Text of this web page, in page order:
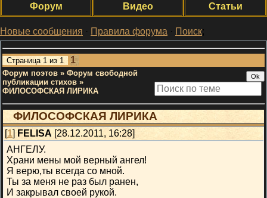
Форум
Видео Статьи
Новые сообщения · Правила форума · Поиск;
Страница 1 из 1 1
Форум поэтов » Форум свободной
публикации стихов »
ФИЛОСОФСКАЯ ЛИРИКА
ФИЛОСОФСКАЯ ЛИРИКА
[1] FELISA [28.12.2011, 16:28]
АНГЕЛУ.
Храни мены мой верный ангел!
Я верю,ты всегда со мной.
Ты за меня не раз был ранен,
И закрывал своей рукой.